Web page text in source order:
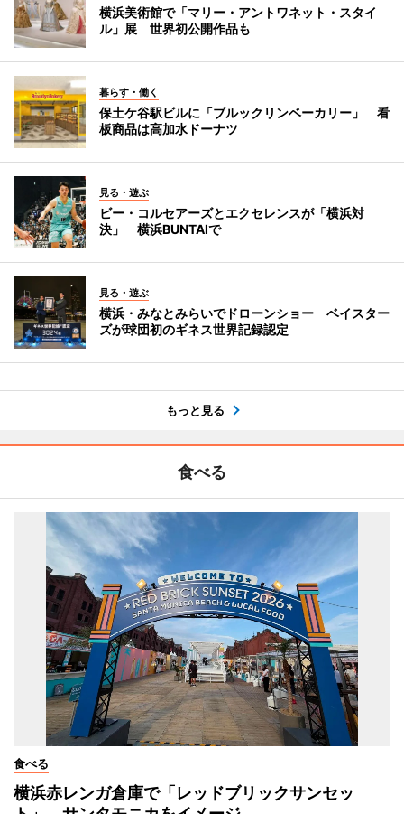
横浜美術館で「マリー・アントワネット・スタイ
ル」展 世界初公開作品も
暮らす・働く
保土ケ谷駅ビルに「ブルックリンベーカリー」 看
板商品は高加水ドーナツ
見る・遊ぶ
ビー・コルセアーズとエクセレンスが「横浜対
決」 横浜BUNTAIで
見る・遊ぶ
横浜・みなとみらいでドローンショー ベイスター
ズが球団初のギネス世界記録認定
もっと見る
食べる
食べる
横浜赤レンガ倉庫で「レッドブリックサンセッ